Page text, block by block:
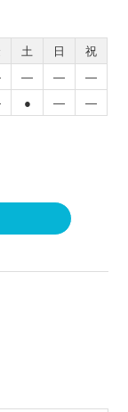
土 日
祝
― ―
―
● ―
―